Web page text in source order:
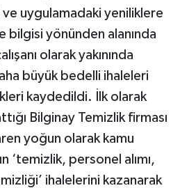
uygulamadaki yeniliklere
bilgisi yönünden alanında
olarak yakınında
büyük bedelli ihaleleri
kaydedildi. İlk olarak
Bilginay Temizlik firması
yoğun olarak kamu
‘temizlik, personel alımı,
ihalelerini kazanarak